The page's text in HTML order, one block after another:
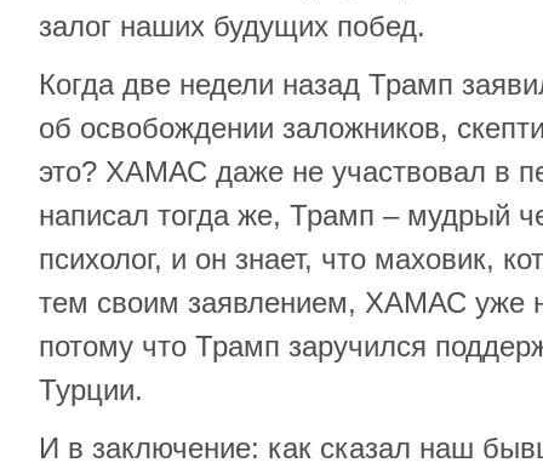
залог наших будущих побед.
Когда две недели назад Трамп
об освобождении заложников,
это? ХАМАС даже не участвовал в
написал тогда же, Трамп – мудрый
психолог, и он знает, что маховик,
тем своим заявлением, ХАМАС уже
потому что Трамп заручился
Турции.
И в заключение: как сказал наш